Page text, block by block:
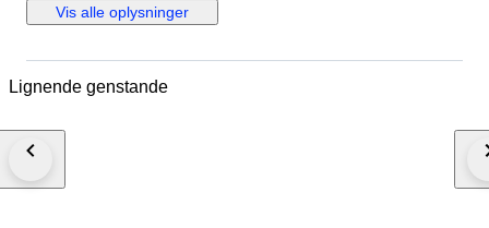
New, very good Dimensions: approx. 307x200cm Pile: wool Waft: cotton
Shipping: UPS/FedEx/DHL Our carpets are all professionally cleaned and
Vis alle oplysninger
Lignende genstande